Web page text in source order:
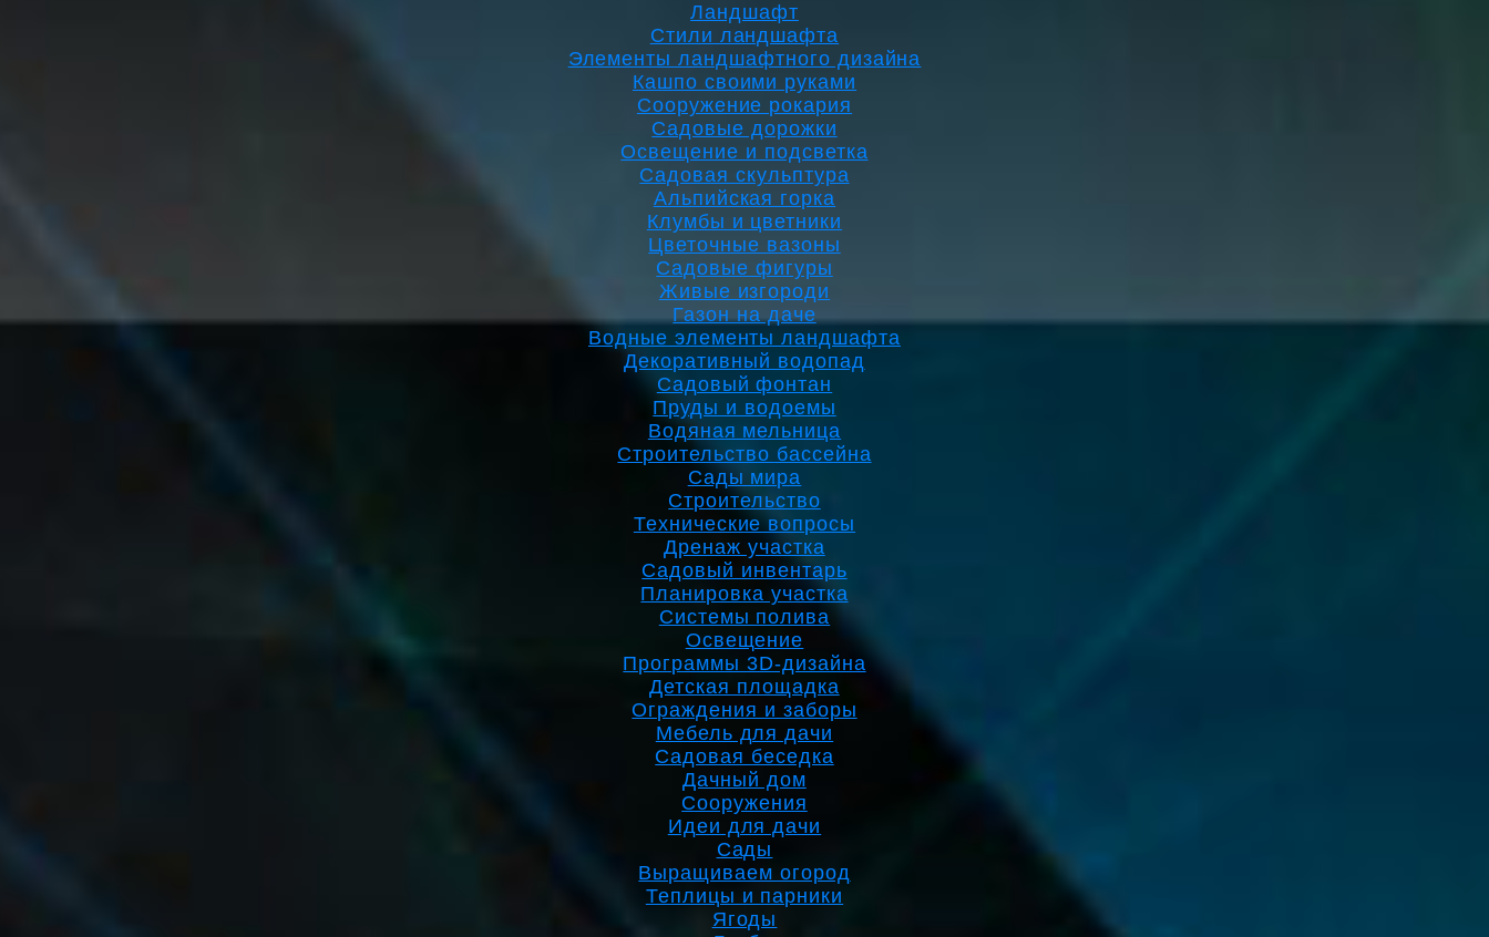
Ландшафт
Стили ландшафта
Элементы ландшафтного дизайна
Кашпо своими руками
Сооружение рокария
Садовые дорожки
Освещение и подсветка
Садовая скульптура
Альпийская горка
Клумбы и цветники
Цветочные вазоны
Садовые фигуры
Живые изгороди
Газон на даче
Водные элементы ландшафта
Декоративный водопад
Садовый фонтан
Пруды и водоемы
Водяная мельница
Строительство бассейна
Сады мира
Строительство
Технические вопросы
Дренаж участка
Садовый инвентарь
Планировка участка
Системы полива
Освещение
Программы 3D-дизайна
Детская площадка
Ограждения и заборы
Мебель для дачи
Садовая беседка
Дачный дом
Сооружения
Идеи для дачи
Сады
Выращиваем огород
Теплицы и парники
Ягоды